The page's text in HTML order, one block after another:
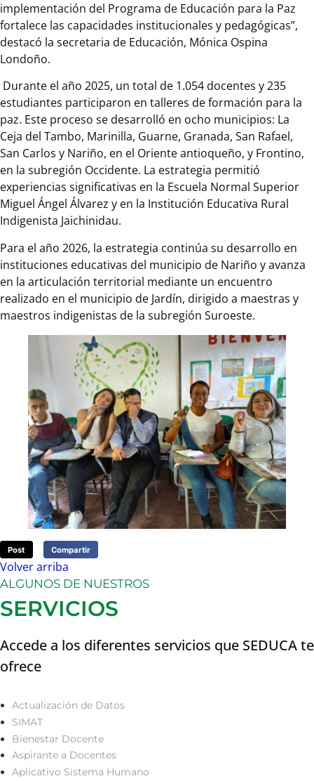
implementación del Programa de Educación para la Paz
fortalece las capacidades institucionales y pedagógicas”,
destacó la secretaria de Educación, Mónica Ospina
Londoño.
Durante el año 2025, un total de 1.054 docentes y 235
estudiantes participaron en talleres de formación para la
paz. Este proceso se desarrolló en ocho municipios: La
Ceja del Tambo, Marinilla, Guarne, Granada, San Rafael,
San Carlos y Nariño, en el Oriente antioqueño, y Frontino,
en la subregión Occidente. La estrategia permitió
experiencias significativas en la Escuela Normal Superior
Miguel Ángel Álvarez y en la Institución Educativa Rural
Indigenista Jaichinidau.
Para el año 2026, la estrategia continúa su desarrollo en
instituciones educativas del municipio de Nariño y avanza
en la articulación territorial mediante un encuentro
realizado en el municipio de Jardín, dirigido a maestras y
maestros indigenistas de la subregión Suroeste.
Post Compartir
Volver arriba
ALGUNOS DE NUESTROS
SERVICIOS
Accede a los diferentes servicios que SEDUCA te
ofrece
Actualización de Datos
SIMAT
Bienestar Docente
Aspirante a Docentes
Aplicativo Sistema Humano